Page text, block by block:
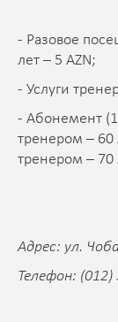
- Разовое
лет – 5 AZN;
- Услуги
- Абонемент
тренером – 60
тренером – 70
Адрес: ул.
Телефон: